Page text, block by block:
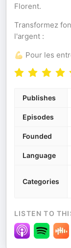
Florent.
Transformez
l'argent :
💪 Pour les
Publishes
Episodes
Founded
Language
Categories
LISTEN TO